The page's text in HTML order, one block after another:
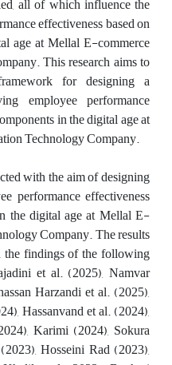
effectiveness based on
age at Mellal E-commerce
This research aims to
for designing a
employee performance
in the digital age at
Technology Company.
with the aim of designing
performance effectiveness
the digital age at Mellal E-
Company. The results
findings of the following
et al. (2025), Namvar
Harzandi et al. (2025),
Hassanvand et al. (2024),
Karimi (2024), Sokura
Hosseini Rad (2023),